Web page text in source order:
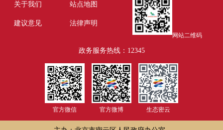
关于我们 站点地图
建议意见 法律声明
网站二维码
政务服务热线：12345
官方微信 官方微博 生态密云